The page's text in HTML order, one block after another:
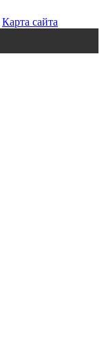
Карта сайта